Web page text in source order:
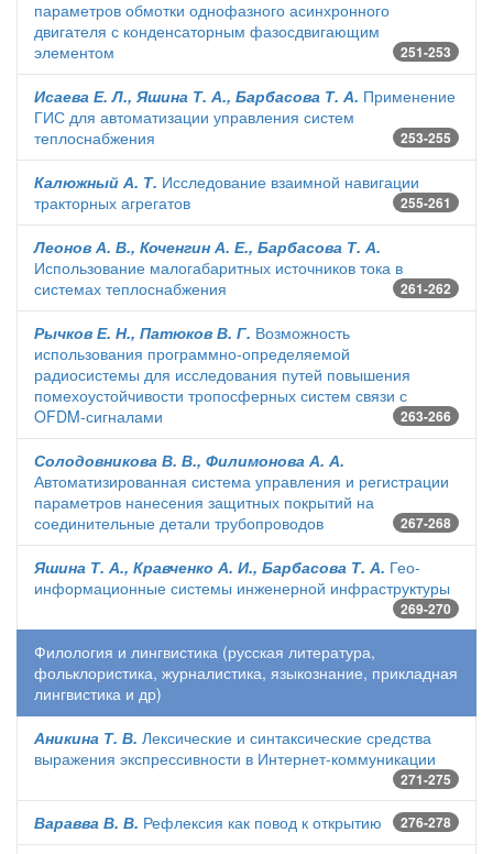
параметров обмотки однофазного асинхронного
двигателя с конденсаторным фазосдвигающим
элементом
251-253
Исаева Е. Л., Яшина Т. А., Барбасова Т. А. Применение
ГИС для автоматизации управления систем
теплоснабжения
253-255
Калюжный А. Т. Исследование взаимной навигации
тракторных агрегатов
255-261
Леонов А. В., Коченгин А. Е., Барбасова Т. А.
Использование малогабаритных источников тока в
системах теплоснабжения
261-262
Рычков Е. Н., Патюков В. Г. Возможность
использования программно-определяемой
радиосистемы для исследования путей повышения
помехоустойчивости тропосферных систем связи с
OFDM-сигналами
263-266
Солодовникова В. В., Филимонова А. А.
Автоматизированная система управления и регистрации
параметров нанесения защитных покрытий на
соединительные детали трубопроводов
267-268
Яшина Т. А., Кравченко А. И., Барбасова Т. А. Гео-
информационные системы инженерной инфраструктуры
269-270
Филология и лингвистика (русская литература,
фольклористика, журналистика, языкознание, прикладная
лингвистика и др)
Аникина Т. В. Лексические и синтаксические средства
выражения экспрессивности в Интернет-коммуникации
271-275
Варавва В. В. Рефлексия как повод к открытию 276-278